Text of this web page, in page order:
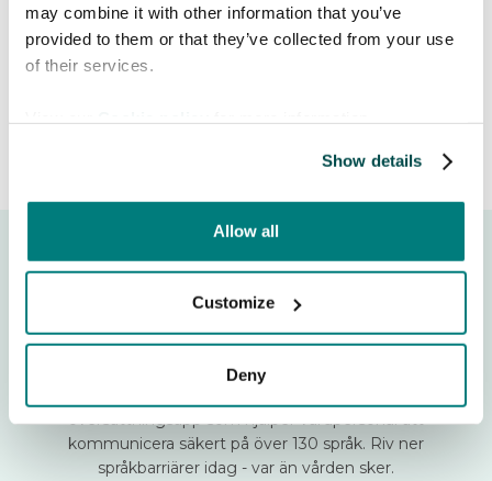
may combine it with other information that you’ve
provided to them or that they’ve collected from your use
of their services.
Show details
Allow all
Customize
Deny
Release date:March 5, 2026
Kämpar du med att kommunicera med vårdtagare som
översättningsapp som hjälper vårdpersonal att
kommunicera säkert på över 130 språk. Riv ner
språkbarriärer idag - var än vården sker.